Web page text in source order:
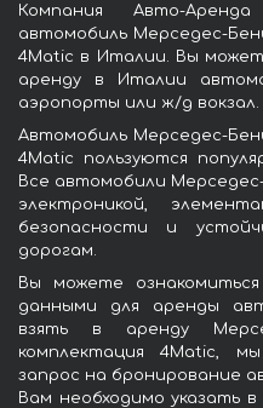
Компания Авто-
автомобиль Мерседес-
4Matic в Италии. Вы
аренду в Италии
аэропорты или ж/д вокзал.
Автомобиль Мерседес-
4Matic пользуются
Все автомобили
электроникой,
безопасности и
дорогам.
Вы можете
данными для аренды
взять в аренду
комплектация 4Matic,
запрос на бронирование
Вам необходимо указать